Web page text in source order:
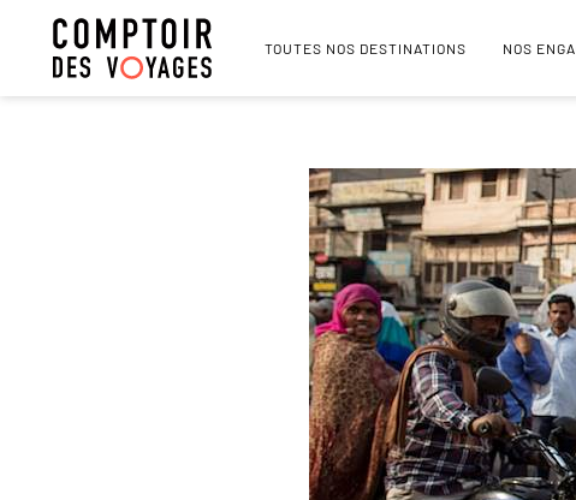
TOUTES NOS DESTINATIONS NOS